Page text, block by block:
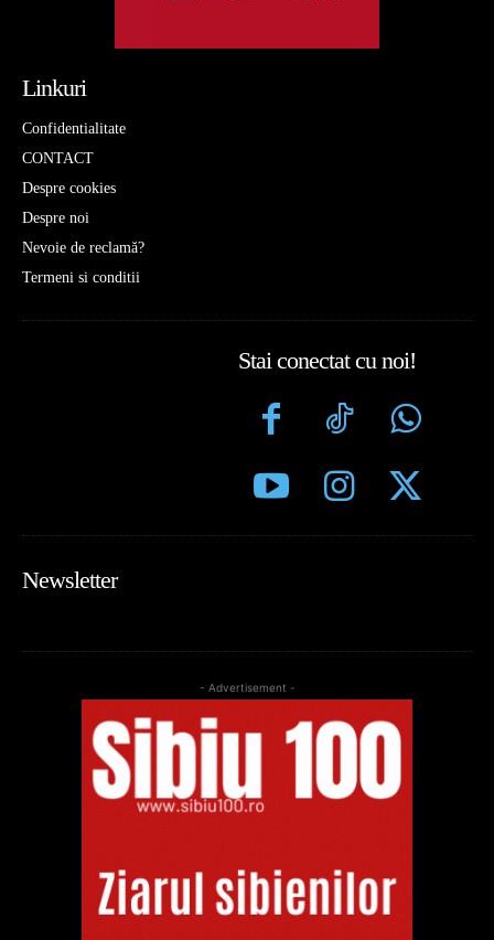
Linkuri
Confidentialitate
CONTACT
Despre cookies
Despre noi
Nevoie de reclamă?
Termeni si conditii
Stai conectat cu noi!
Newsletter
- Advertisement -